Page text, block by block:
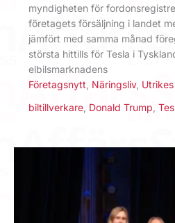
myndigheten för
företagets försäljning i landet
jämfört med samma månad
största hittills för Tesla i
elbilsmarknadens
Företagsnytt Näringsliv, Utrikes
biltillverkare Donald Trump